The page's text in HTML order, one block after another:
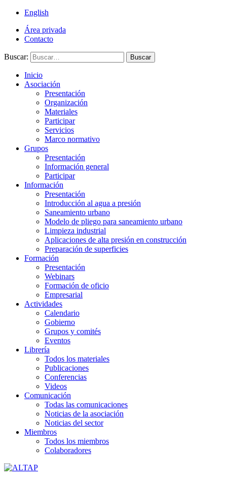
English
Área privada
Contacto
Buscar: Buscar
Inicio
Asociación
Presentación
Organización
Materiales
Participar
Servicios
Marco normativo
Grupos
Presentación
Información general
Participar
Información
Presentación
Introducción al agua a presión
Saneamiento urbano
Modelo de pliego para saneamiento urbano
Limpieza industrial
Aplicaciones de alta presión en construcción
Preparación de superficies
Formación
Presentación
Webinars
Formación de oficio
Empresarial
Actividades
Calendario
Gobierno
Grupos y comités
Eventos
Librería
Todos los materiales
Publicaciones
Conferencias
Videos
Comunicación
Todas las comunicaciones
Noticias de la asociación
Noticias del sector
Miembros
Todos los miembros
Colaboradores